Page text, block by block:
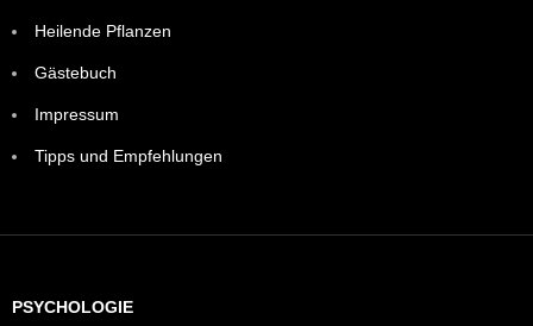
Heilende Pflanzen
Gästebuch
Impressum
Tipps und Empfehlungen
PSYCHOLOGIE